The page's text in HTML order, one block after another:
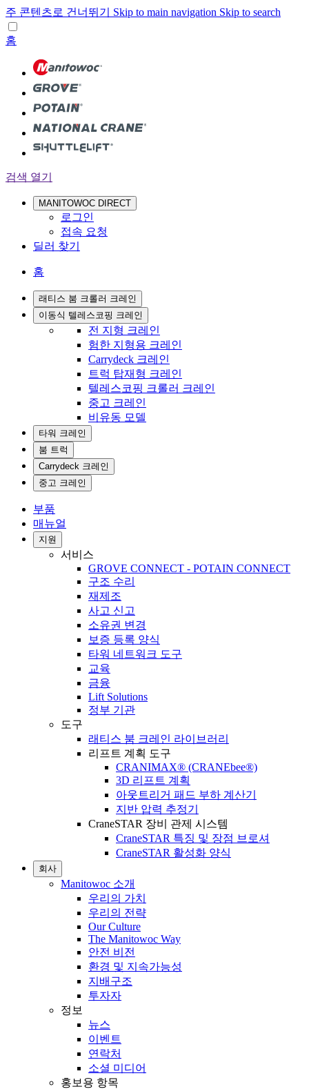
주 콘텐츠로 건너뛰기 Skip to main navigation Skip to search
홈
검색 열기
MANITOWOC DIRECT
로그인
접속 요청
딜러 찾기
홈
래티스 붐 크롤러 크레인
이동식 텔레스코핑 크레인
전 지형 크레인
험한 지형용 크레인
Carrydeck 크레인
트럭 탑재형 크레인
텔레스코핑 크롤러 크레인
중고 크레인
비유동 모델
타워 크레인
붐 트럭
Carrydeck 크레인
중고 크레인
부품
매뉴얼
지원
서비스
GROVE CONNECT - POTAIN CONNECT
구조 수리
재제조
사고 신고
소유권 변경
보증 등록 양식
타워 네트워크 도구
교육
금융
Lift Solutions
정부 기관
도구
래티스 붐 크레인 라이브러리
리프트 계획 도구
CRANIMAX® (CRANEbee®)
3D 리프트 계획
아웃트리거 패드 부하 계산기
지반 압력 추정기
CraneSTAR 장비 관제 시스템
CraneSTAR 특징 및 장점 브로셔
CraneSTAR 활성화 양식
회사
Manitowoc 소개
우리의 가치
우리의 전략
Our Culture
The Manitowoc Way
안전 비전
환경 및 지속가능성
지배구조
투자자
정보
뉴스
이벤트
연락처
소셜 미디어
홍보용 항목